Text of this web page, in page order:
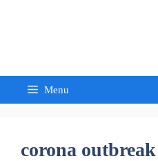
Menu
corona